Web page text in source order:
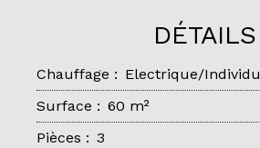
DÉTAILS
Chauffage : Electrique/
Surface : 60 m²
Pièces : 3